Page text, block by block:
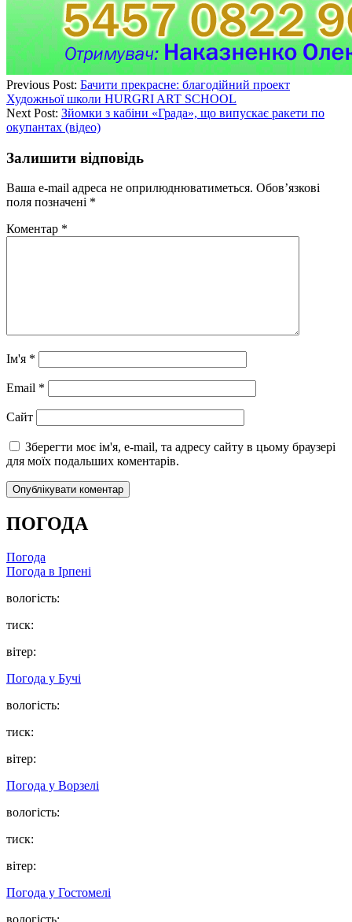
Previous Post: Бачити прекрасне: благодійний проект
Художньої школи HURGRI ART SCHOOL
Next Post: Зйомки з кабіни «Града», що випускає ракети по
окупантах (відео)
Залишити відповідь
Ваша e-mail адреса не оприлюднюватиметься. Обов’язкові
поля позначені *
Коментар *
Ім'я *
Email *
Сайт
Зберегти моє ім'я, e-mail, та адресу сайту в цьому браузері
для моїх подальших коментарів.
ПОГОДА
Погода
Погода в Ірпені
вологість:
тиск:
вітер:
Погода у Бучі
вологість:
тиск:
вітер:
Погода у Ворзелі
вологість:
тиск:
вітер:
Погода у Гостомелі
вологість: